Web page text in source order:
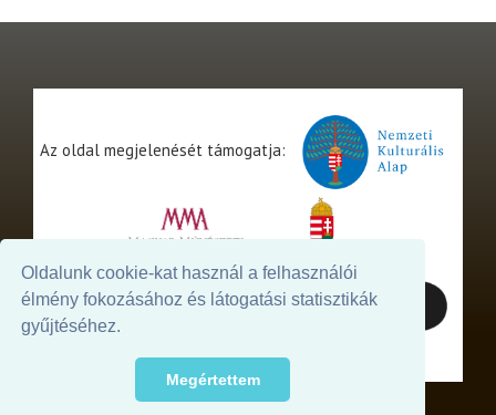
Oldalunk cookie-kat használ a felhasználói
élmény fokozásához és látogatási statisztikák
gyűjtéséhez.
Megértettem
Az oldal megjelenését támogatja: